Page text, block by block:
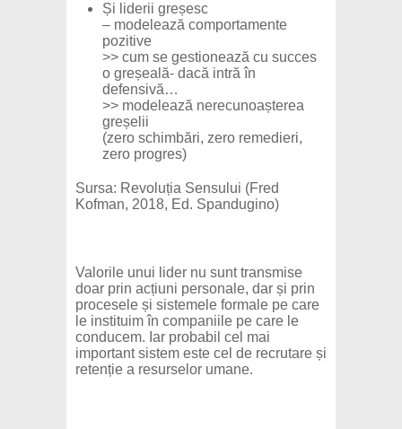
Și liderii greșesc
– modelează comportamente
pozitive
>> cum se gestionează cu succes
o greșeală- dacă intră în
defensivă…
>> modelează nerecunoașterea
greșelii
(zero schimbări, zero remedieri,
zero progres)
Sursa: Revoluția Sensului (Fred
Kofman, 2018, Ed. Spandugino)
Valorile unui lider nu sunt transmise
doar prin acțiuni personale, dar și prin
procesele și sistemele formale pe care
le instituim în companiile pe care le
conducem. Iar probabil cel mai
important sistem este cel de recrutare și
retenție a resurselor umane.